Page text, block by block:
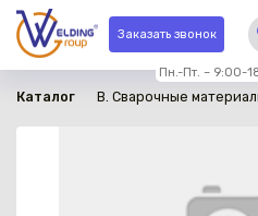
Заказать звонок
Пн.-Пт. – 9:00-
Каталог B. Сварочные
в наличии